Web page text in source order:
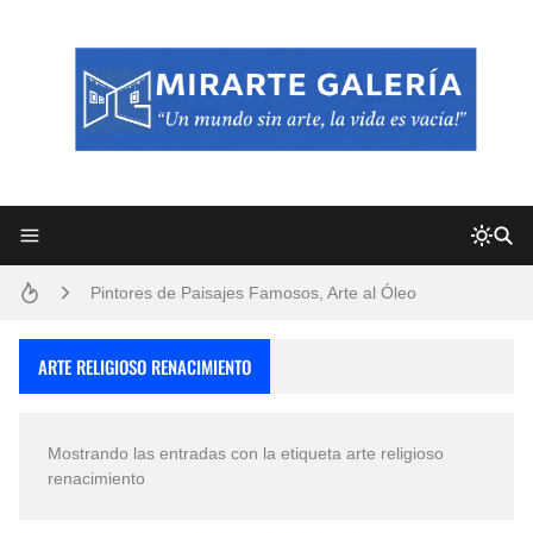
Pintores de Paisajes Famosos, Arte al Óleo
ARTE RELIGIOSO RENACIMIENTO
Mostrando las entradas con la etiqueta arte religioso
renacimiento